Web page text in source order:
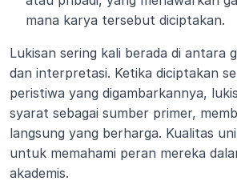
mana karya tersebut diciptakan.
Lukisan sering kali berada di antara
dan interpretasi. Ketika diciptakan
peristiwa yang digambarkannya,
syarat sebagai sumber primer,
langsung yang berharga. Kualitas
untuk memahami peran mereka
akademis.